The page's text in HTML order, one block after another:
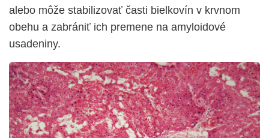
alebo môže stabilizovať časti bielkovín v krvnom
obehu a zabrániť ich premene na amyloidové
usadeniny.